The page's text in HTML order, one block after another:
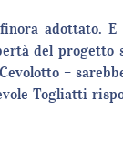
adottato. E
del progetto
Cevolotto –
Togliatti